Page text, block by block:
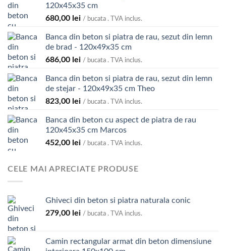
120x45x35 cm
680,00 lei / bucata . TVA inclus.
Banca din beton si piatra de rau, sezut din lemn
de brad - 120x49x35 cm
686,00 lei / bucata . TVA inclus.
Banca din beton si piatra de rau, sezut din lemn
de stejar - 120x49x35 cm Theo
823,00 lei / bucata . TVA inclus.
Banca din beton cu aspect de piatra de rau
120x45x35 cm Marcos
452,00 lei / bucata . TVA inclus.
CELE MAI APRECIATE PRODUSE
Ghiveci din beton si piatra naturala conic
279,00 lei / bucata . TVA inclus.
Camin rectangular armat din beton dimensiune